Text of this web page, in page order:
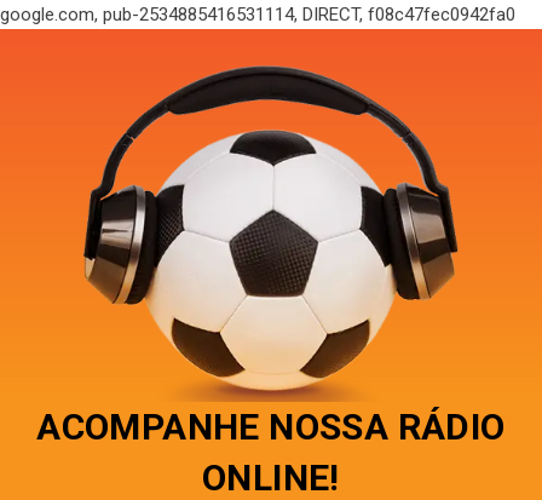
google.com, pub-2534885416531114, DIRECT, f08c47fec0942fa0
ACOMPANHE NOSSA RÁDIO
ONLINE!